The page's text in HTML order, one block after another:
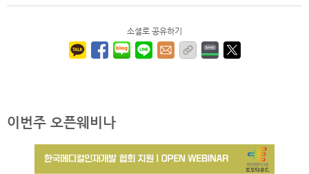
소셜로 공유하기
이번주 오픈웨비나